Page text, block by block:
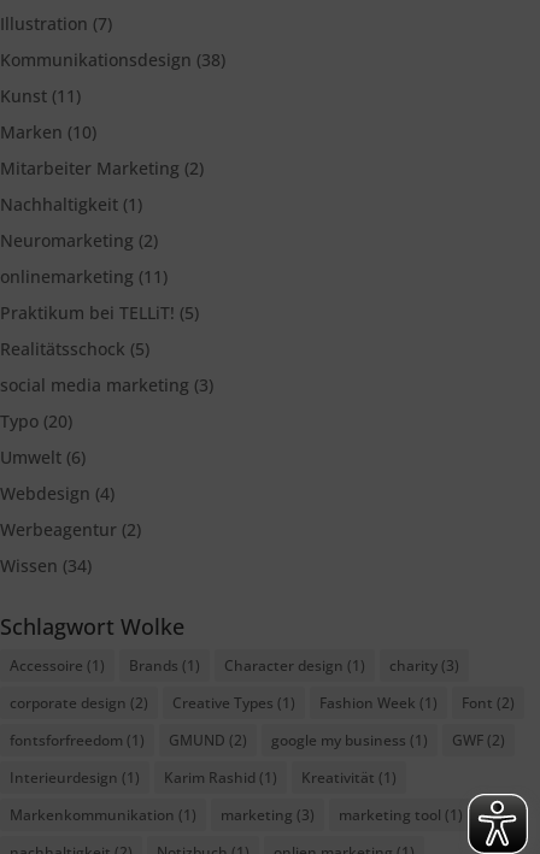
Illustration (7)
Kommunikationsdesign (38)
Kunst (11)
Marken (10)
Mitarbeiter Marketing (2)
Nachhaltigkeit (1)
Neuromarketing (2)
onlinemarketing (11)
Praktikum bei TELLiT! (5)
Realitätsschock (5)
social media marketing (3)
Typo (20)
Umwelt (6)
Webdesign (4)
Werbeagentur (2)
Wissen (34)
Schlagwort Wolke
Accessoire (1) Brands (1) Character design (1) charity (3)
corporate design (2) Creative Types (1) Fashion Week (1) Font (2)
fontsforfreedom (1) GMUND (2) google my business (1) GWF (2)
Interieurdesign (1) Karim Rashid (1) Kreativität (1)
Markenkommunikation (1) marketing (3) marketing tool (1)